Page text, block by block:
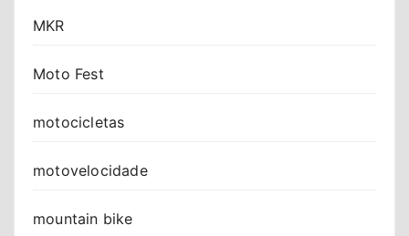
MKR
Moto Fest
motocicletas
motovelocidade
mountain bike